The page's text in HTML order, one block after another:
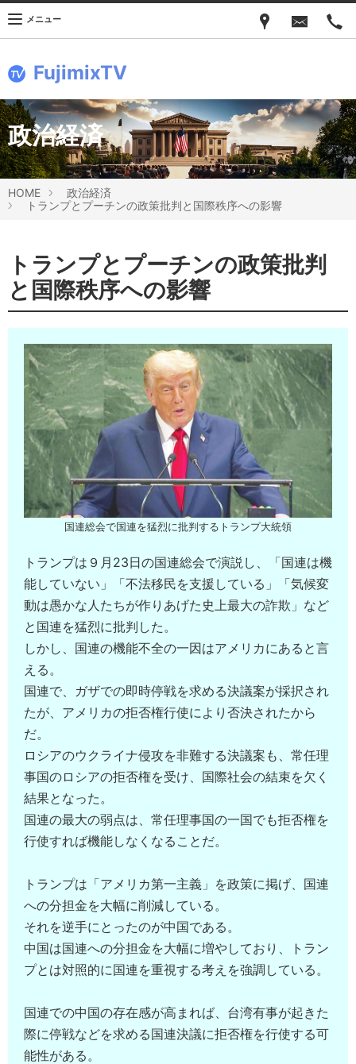
FujimixTV
メニュー
政治経済
HOME
政治経済
トランプとプーチンの政策批判と国際秩序への影響
トランプとプーチンの政策批判
と国際秩序への影響
国連総会で国連を猛烈に批判するトランプ大統領
トランプは９月23日の国連総会で演説し、「国連は機
能していない」「不法移民を支援している」「気候変
動は愚かな人たちが作りあげた史上最大の詐欺」など
と国連を猛烈に批判した。
しかし、国連の機能不全の一因はアメリカにあると言
える。
国連で、ガザでの即時停戦を求める決議案が採択され
たが、アメリカの拒否権行使により否決されたから
だ。
ロシアのウクライナ侵攻を非難する決議案も、常任理
事国のロシアの拒否権を受け、国際社会の結束を欠く
結果となった。
国連の最大の弱点は、常任理事国の一国でも拒否権を
行使すれば機能しなくなることだ。
トランプは「アメリカ第一主義」を政策に掲げ、国連
への分担金を大幅に削減している。
それを逆手にとったのが中国である。
中国は国連への分担金を大幅に増やしており、トラン
プとは対照的に国連を重視する考えを強調している。
国連での中国の存在感が高まれば、台湾有事が起きた
際に停戦などを求める国連決議に拒否権を行使する可
能性がある。